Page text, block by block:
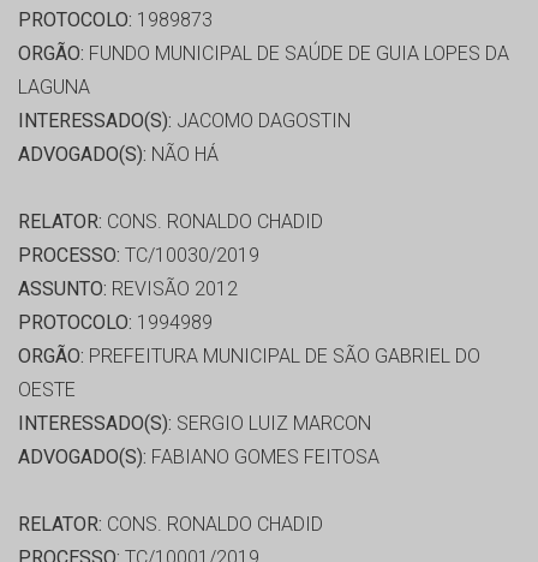
PROTOCOLO: 1989873
ORGÃO: FUNDO MUNICIPAL DE SAÚDE DE GUIA LOPES DA
LAGUNA
INTERESSADO(S): JACOMO DAGOSTIN
ADVOGADO(S): NÃO HÁ
RELATOR: CONS. RONALDO CHADID
PROCESSO: TC/10030/2019
ASSUNTO: REVISÃO 2012
PROTOCOLO: 1994989
ORGÃO: PREFEITURA MUNICIPAL DE SÃO GABRIEL DO
OESTE
INTERESSADO(S): SERGIO LUIZ MARCON
ADVOGADO(S): FABIANO GOMES FEITOSA
RELATOR: CONS. RONALDO CHADID